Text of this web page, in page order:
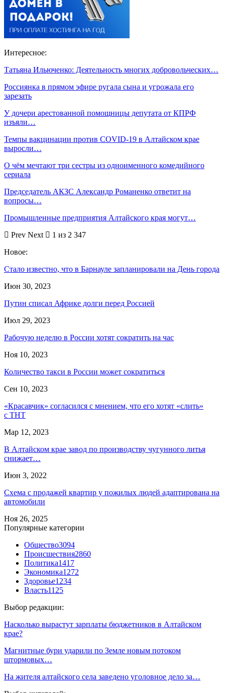
Интересное:
Татьяна Ильюченко: Деятельность многих добровольческих…
Россиянка в прямом эфире ругала сына и угрожала его
зарезать
У дочери арестованной помощницы депутата от КПРФ
изъяли…
Темпы вакцинации против COVID-19 в Алтайском крае
выросли…
О чём мечтают три сестры из одноименного комедийного
сериала
Председатель АКЗС Александр Романенко ответит на
вопросы…
Промышленные предприятия Алтайского края могут…
Prev Next
1 из 2 347
Новое:
Стало известно, что в Барнауле запланировали на День города
Июн 30, 2023
Путин списал Африке долги перед Россией
Июл 29, 2023
Рабочую неделю в России хотят сократить на час
Ноя 10, 2023
Количество такси в России может сократиться
Сен 10, 2023
«Красавчик» согласился с мнением, что его хотят «слить»
с ТНТ
Мар 12, 2023
В Алтайском крае завод по производству чугунного литья
снижает…
Июн 3, 2022
Схема с продажей квартир у пожилых людей адаптирована на
автомобили
Ноя 26, 2025
Популярные категории
Общество3094
Происшествия2860
Политика1417
Экономика1272
Здоровье1234
Власть1125
Выбор редакции:
Насколько вырастут зарплаты бюджетников в Алтайском
крае?
Магнитные бури ударили по Земле новым потоком
штормовых…
На жителя алтайского села заведено уголовное дело за…